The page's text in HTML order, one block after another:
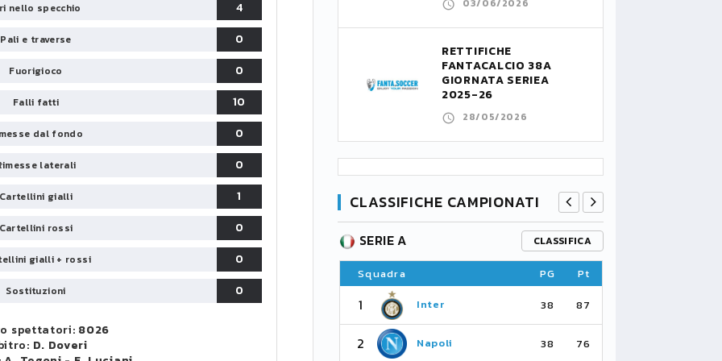
nello specchio
4
Pali e traverse
0
Fuorigioco
0
Falli fatti
10
dal fondo
0
laterali
0
Cartellini gialli
1
Cartellini rossi
0
gialli + rossi
0
Sostituzioni 0
spettatori: 8026
D. Doveri
03/06/2026
RETTIFICHE
FANTACALCIO 38A
GIORNATA SERIEA
2025-26
28/05/2026
CLASSIFICHE CAMPIONATI
CLASSIFICA
PG
38
2
SERIE A CLASSIFICA
Squadra PG Pt
1 Inter 38 87
2 Napoli 38 76